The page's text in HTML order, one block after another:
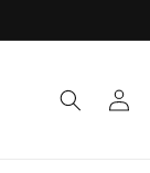
Iniciar
sesión